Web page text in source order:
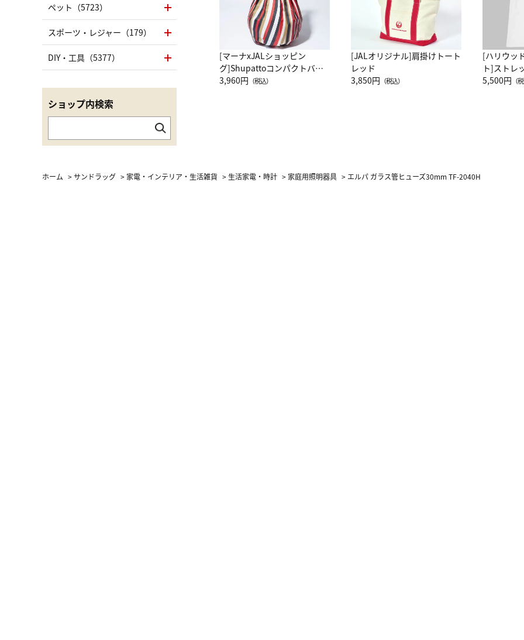
[マーナxJALショッピン
グ]Shupattoコンパクトバッ
グ Drop JAL客室乗務員
3,960円 （税込）
[JALオリジナル]肩掛けトート
レッド
3,850円 （税込）
[ハリウッ
ト]ストレ
ーネック
5,500円 （
ペット（5723）
スポーツ・レジャー（179）
DIY・工具（5377）
ショップ内検索
ホーム >サンドラッグ > 家電・インテリア・生活雑貨 > 生活家電・時計 > 家庭用照明器具 > エルパ ガラス管ヒューズ30mm TF-2040H